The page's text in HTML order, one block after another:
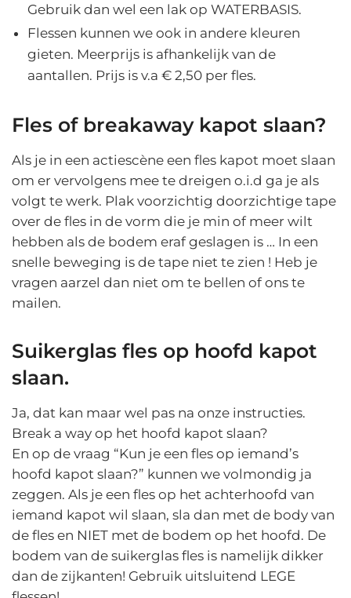
Gebruik dan wel een lak op WATERBASIS.
Flessen kunnen we ook in andere kleuren
gieten. Meerprijs is afhankelijk van de
aantallen. Prijs is v.a € 2,50 per fles.
Fles of breakaway kapot slaan?
Als je in een actiescène een fles kapot moet slaan
om er vervolgens mee te dreigen o.i.d ga je als
volgt te werk. Plak voorzichtig doorzichtige tape
over de fles in de vorm die je min of meer wilt
hebben als de bodem eraf geslagen is … In een
snelle beweging is de tape niet te zien ! Heb je
vragen aarzel dan niet om te bellen of ons te
mailen.
Suikerglas fles op hoofd kapot
slaan.
Ja, dat kan maar wel pas na onze instructies.
Break a way op het hoofd kapot slaan?
En op de vraag “Kun je een fles op iemand’s
hoofd kapot slaan?” kunnen we volmondig ja
zeggen. Als je een fles op het achterhoofd van
iemand kapot wil slaan, sla dan met de body van
de fles en NIET met de bodem op het hoofd. De
bodem van de suikerglas fles is namelijk dikker
dan de zijkanten! Gebruik uitsluitend LEGE